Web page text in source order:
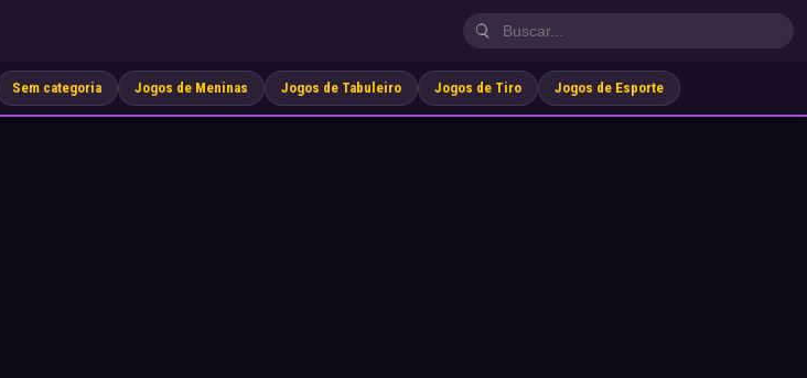
Sem categoria Jogos de Meninas Jogos de Tabuleiro Jogos de Tiro Jogos de Esporte